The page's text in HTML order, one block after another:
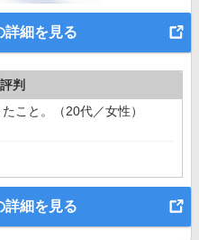
詳細を見る
判
こと。（20代／女性）
詳細を見る